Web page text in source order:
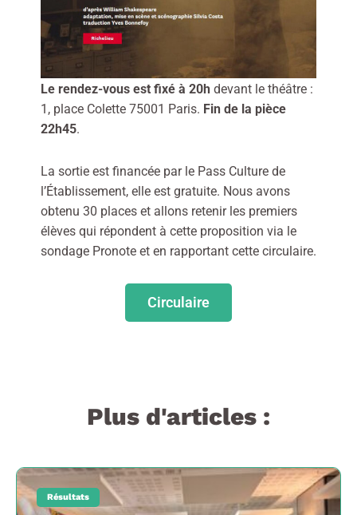
Le rendez-vous est fixé à 20h devant le théâtre :
1, place Colette 75001 Paris. Fin de la pièce
22h45.
La sortie est financée par le Pass Culture de
l’Établissement, elle est gratuite. Nous avons
obtenu 30 places et allons retenir les premiers
élèves qui répondent à cette proposition via le
sondage Pronote et en rapportant cette circulaire.
Circulaire
Plus d'articles :
Résultats